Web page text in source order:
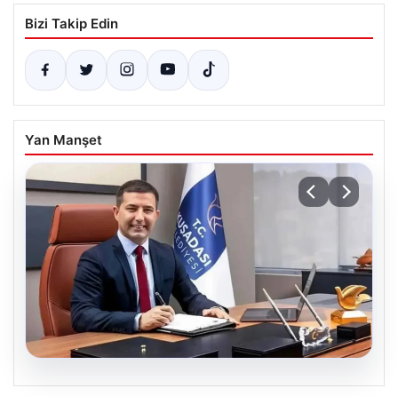
Bizi Takip Edin
Yan Manşet
07.08.2026